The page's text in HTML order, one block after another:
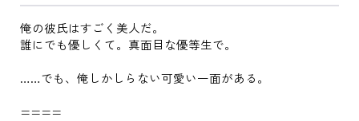
俺の彼氏はすごく美人だ。
誰にでも優しくて。真面目な優等生で。
……でも、俺しかしらない可愛い一面がある。
====